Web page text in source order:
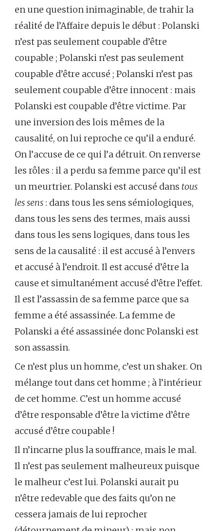
en une question inimaginable, de trahir la
réalité de l’Affaire depuis le début : Polanski
n’est pas seulement coupable d’être
coupable ; Polanski n’est pas seulement
coupable d’être accusé ; Polanski n’est pas
seulement coupable d’être innocent : mais
Polanski est coupable d’être victime. Par
une inversion des lois mêmes de la
causalité, on lui reproche ce qu’il a enduré.
On l’accuse de ce qui l’a détruit. On renverse
les rôles : il a perdu sa femme parce qu’il est
un meurtrier. Polanski est accusé dans tous
les sens : dans tous les sens sémiologiques,
dans tous les sens des termes, mais aussi
dans tous les sens logiques, dans tous les
sens de la causalité : il est accusé à l’envers
et accusé à l’endroit. Il est accusé d’être la
cause et simultanément accusé d’être l’effet.
Il est l’assassin de sa femme parce que sa
femme a été assassinée. La femme de
Polanski a été assassinée donc Polanski est
son assassin.
Ce n’est plus un homme, c’est un shaker. On
mélange tout dans cet homme ; à l’intérieur
de cet homme. C’est un homme accusé
d’être responsable d’être la victime d’être
accusé d’être coupable !
Il n’incarne plus la souffrance, mais le mal.
Il n’est pas seulement malheureux puisque
le malheur c’est lui. Polanski aurait pu
n’être redevable que des faits qu’on ne
cessera jamais de lui reprocher